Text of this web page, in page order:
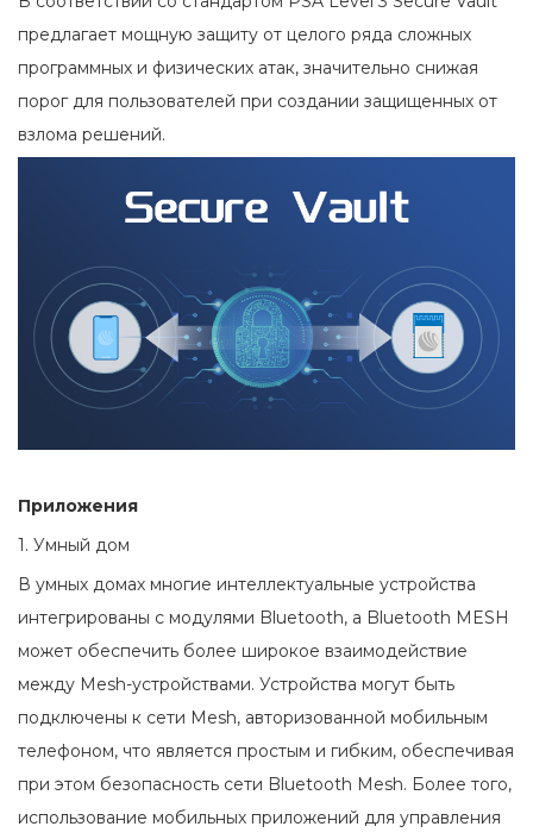
предлагает мощную защиту от целого ряда сложных
программных и физических атак, значительно снижая
порог для пользователей при создании защищенных от
взлома решений.
Приложения
1. Умный дом
В умных домах многие интеллектуальные устройства
интегрированы с модулями Bluetooth, а Bluetooth MESH
может обеспечить более широкое взаимодействие
между Mesh-устройствами. Устройства могут быть
подключены к сети Mesh, авторизованной мобильным
телефоном, что является простым и гибким, обеспечивая
при этом безопасность сети Bluetooth Mesh. Более того,
использование мобильных приложений для управления